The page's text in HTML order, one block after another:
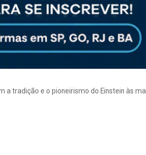
tradição e o pioneirismo do Einstein às